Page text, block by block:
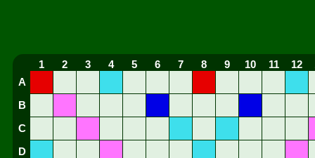
1 2 3 4 5 6 7 8 9 10 11 12
A
B
C
D